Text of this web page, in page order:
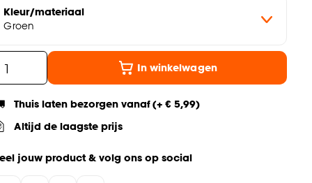
Kleur/materiaal
Groen
In winkelwagen
Thuis laten bezorgen vanaf (+ € 5,99)
Altijd de laagste prijs
jouw product & volg ons op social